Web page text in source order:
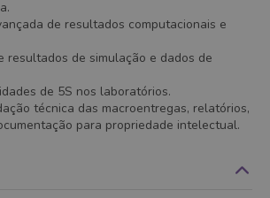
de resultados computacionais e
resultados de simulação e dados de
de 5S nos laboratórios.
técnica das macroentregas, relatórios,
para propriedade intelectual.